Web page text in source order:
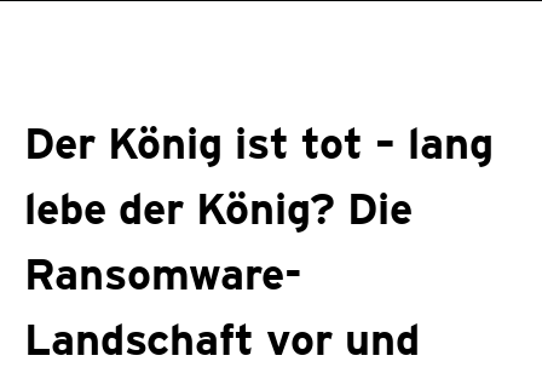
Der König ist tot – lang
lebe der König? Die
Ransomware-
Landschaft vor und
Products